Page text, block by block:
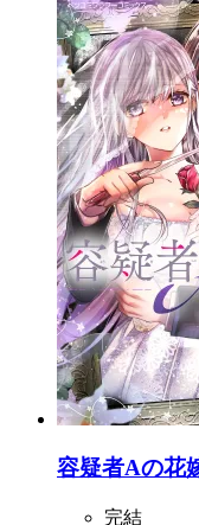
容疑者Aの花
完結